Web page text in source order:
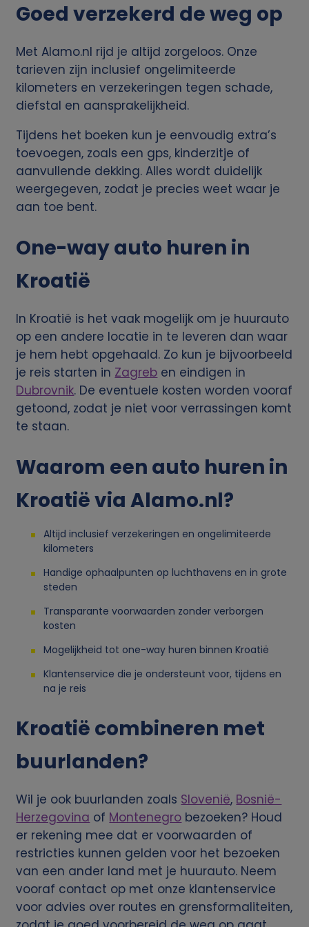
Goed verzekerd de weg op
Met Alamo.nl rijd je altijd zorgeloos. Onze
tarieven zijn inclusief ongelimiteerde
kilometers en verzekeringen tegen schade,
diefstal en aansprakelijkheid.
Tijdens het boeken kun je eenvoudig extra’s
toevoegen, zoals een gps, kinderzitje of
aanvullende dekking. Alles wordt duidelijk
weergegeven, zodat je precies weet waar je
aan toe bent.
One-way auto huren in
Kroatië
In Kroatië is het vaak mogelijk om je huurauto
op een andere locatie in te leveren dan waar
je hem hebt opgehaald. Zo kun je bijvoorbeeld
je reis starten in Zagreb en eindigen in
Dubrovnik. De eventuele kosten worden vooraf
getoond, zodat je niet voor verrassingen komt
te staan.
Waarom een auto huren in
Kroatië via Alamo.nl?
Altijd inclusief verzekeringen en ongelimiteerde
kilometers
Handige ophaalpunten op luchthavens en in grote
steden
Transparante voorwaarden zonder verborgen
kosten
Mogelijkheid tot one-way huren binnen Kroatië
Klantenservice die je ondersteunt voor, tijdens en
na je reis
Kroatië combineren met
buurlanden?
Wil je ook buurlanden zoals Slovenië, Bosnië-
Herzegovina of Montenegro bezoeken? Houd
er rekening mee dat er voorwaarden of
restricties kunnen gelden voor het bezoeken
van een ander land met je huurauto. Neem
vooraf contact op met onze klantenservice
voor advies over routes en grensformaliteiten,
v
a
n
p
e
r
s
o
o
n
i
e
g
s
e
n
c
o
o